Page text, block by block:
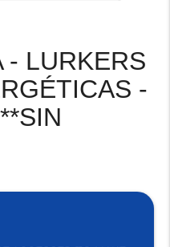
- LURKERS
-